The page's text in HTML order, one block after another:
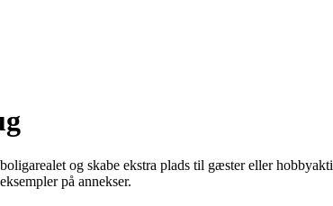
og skabe ekstra plads til gæster eller
på annekser.